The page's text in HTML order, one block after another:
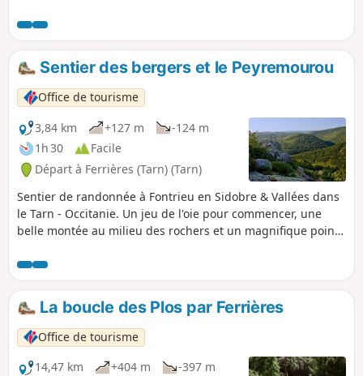
Ferrières "De la réforme à la laïcité".
Sentier des bergers et le Peyremourou
Office de tourisme
3,84 km
+127 m
-124 m
1h 30
Facile
Départ à Ferrières (Tarn) (Tarn)
Sentier de randonnée à Fontrieu en Sidobre & Vallées dans
le Tarn - Occitanie. Un jeu de l'oie pour commencer, une
belle montée au milieu des rochers et un magnifique point
partirez à la rencontre du Roc de Peyremourou, ancien
rocher tremblant renversé au début du XXe siècle. Il a été
néanmoins classé en 1921 car est encore unique, comme
modèle dans le Sidobre.En chemin, faites une halte dans
l'ancienne cabane des bergers.À ne pas manquer : le
musée du protestantisme "De la réforme à la Laïcité"
La boucle des Plos par Ferrières
Office de tourisme
14,47 km
+404 m
-397 m